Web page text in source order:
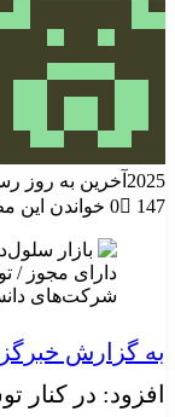
2025 آخرین به روز رسانی: 17
0
147 خواندن این مطلب 1 دقیقه
به گزارش
افزود: در کنار